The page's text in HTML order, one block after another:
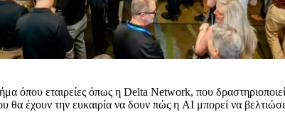
όπου εταιρείες όπως η Delta Network, που
θα έχουν την ευκαιρία να δουν πώς η AI μπορεί να